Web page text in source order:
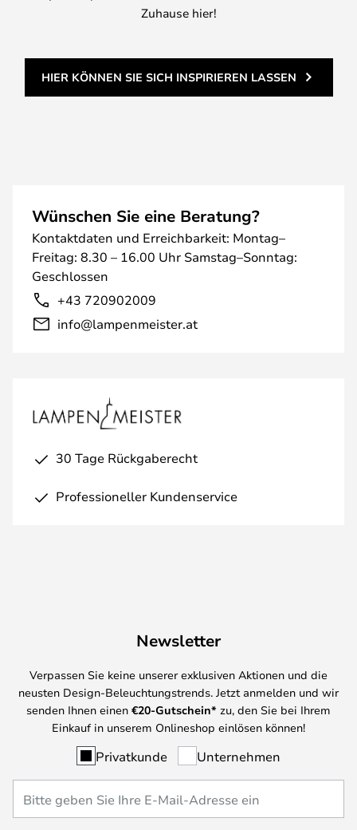
Zuhause hier!
HIER KÖNNEN SIE SICH INSPIRIEREN LASSEN
Wünschen Sie eine Beratung?
Kontaktdaten und Erreichbarkeit: Montag–
Freitag: 8.30 – 16.00 Uhr Samstag–Sonntag:
Geschlossen
+43 720902009
info@lampenmeister.at
30 Tage Rückgaberecht
Professioneller Kundenservice
Newsletter
Verpassen Sie keine unserer exklusiven Aktionen und die
neusten Design-Beleuchtungstrends. Jetzt anmelden und wir
senden Ihnen einen €20-Gutschein* zu, den Sie bei Ihrem
Einkauf in unserem Onlineshop einlösen können!
Privatkunde Unternehmen